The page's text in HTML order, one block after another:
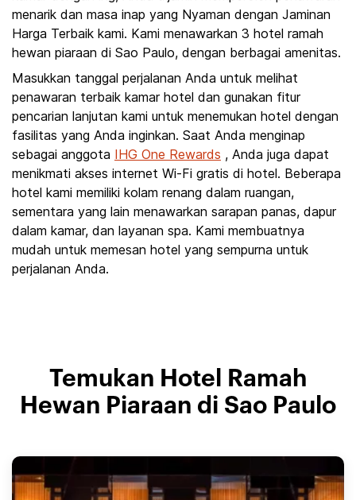
menarik dan masa inap yang Nyaman dengan Jaminan
Harga Terbaik kami. Kami menawarkan 3 hotel ramah
hewan piaraan di Sao Paulo, dengan berbagai amenitas.
Masukkan tanggal perjalanan Anda untuk melihat
penawaran terbaik kamar hotel dan gunakan fitur
pencarian lanjutan kami untuk menemukan hotel dengan
fasilitas yang Anda inginkan. Saat Anda menginap
sebagai anggota IHG One Rewards , Anda juga dapat
menikmati akses internet Wi-Fi gratis di hotel. Beberapa
hotel kami memiliki kolam renang dalam ruangan,
sementara yang lain menawarkan sarapan panas, dapur
dalam kamar, dan layanan spa. Kami membuatnya
mudah untuk memesan hotel yang sempurna untuk
perjalanan Anda.
Temukan Hotel Ramah
Hewan Piaraan di Sao Paulo